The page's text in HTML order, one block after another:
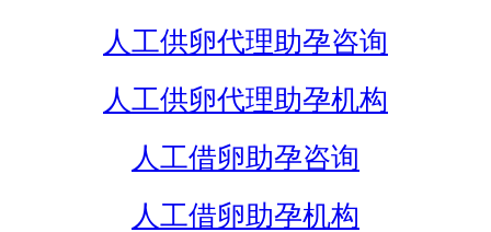
人工供卵代理助孕咨询
人工供卵代理助孕机构
人工借卵助孕咨询
人工借卵助孕机构